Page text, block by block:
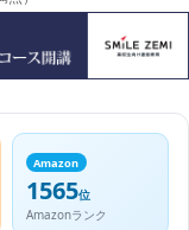
Amazon
1565位
Amazonランク